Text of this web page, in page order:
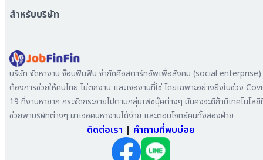
หางาน เชียงใหม่
หางาน สมุทรสาคร
หางาน ระยอง
หางาน สมุทรสาหางาน ภูเก็ต
หางาน พระนครศรีอยุธยา
เข้าสู่ระบบ
สำหรับบริษัท
ลงประกาศรับสมัครงาน
ค้นหาผู้สมัครงาน
ลงโฆษณา
บริษัท จัดหางาน จ๊อบฟินฟิน จำกัดคือสตาร์ทอัพเพื่อสังคม (social
ต้องการช่วยให้คนไทย ไม่ตกงาน และเจองานที่ใช่ โดยเฉพาะอย่างยิ่งในช่วง
19 ที่งานหายาก กระจัดกระจายไปตามกลุ่มเฟซบุ๊คต่างๆ มันคงจะดีถ้ามีเทคโนโล
ช่วยพาบริษัทต่างๆ มาเจอคนหางานได้ง่าย และตอบโจทย์คนทั้งสองฝ่าย
ติดต่อเรา | คำถามที่พบบ่อย